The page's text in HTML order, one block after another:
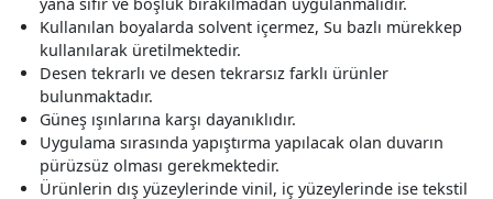
Kullanılan boyalarda solvent içermez, Su bazlı mürekkep
kullanılarak üretilmektedir.
Desen tekrarlı ve desen tekrarsız farklı ürünler
bulunmaktadır.
Güneş ışınlarına karşı dayanıklıdır.
Uygulama sırasında yapıştırma yapılacak olan duvarın
pürüzsüz olması gerekmektedir.
Ürünlerin dış yüzeylerinde vinil, iç yüzeylerinde ise tekstil